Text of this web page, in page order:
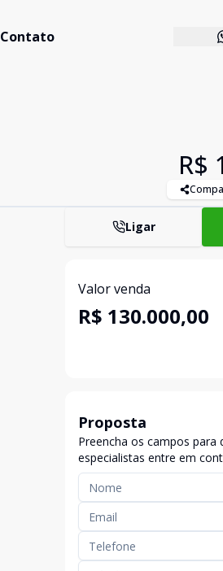
Contato
R$
Ligar
Valor venda
R$ 130.000,00
Proposta
Preencha os campos para
especialistas entre em